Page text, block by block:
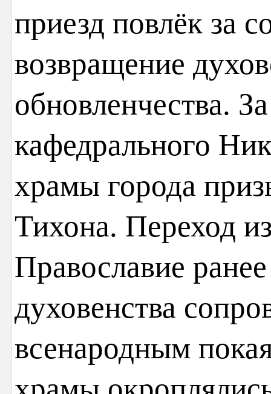
приезд повлёк за
возвращение
обновленчества.
кафедрального
храмы города
Тихона. Переход
Православие
духовенства
всенародным